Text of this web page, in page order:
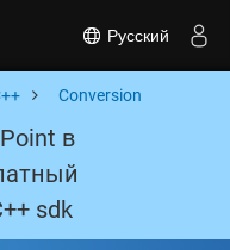
Русский
Conversion
в
sdk